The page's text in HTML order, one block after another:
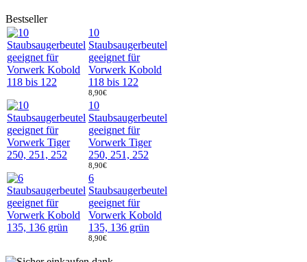
Bestseller
10
Staubsaugerbeutel
geeignet für
Vorwerk Kobold
118 bis 122
8,90€
10
Staubsaugerbeutel
geeignet für
Vorwerk Tiger
250, 251, 252
8,90€
6
Staubsaugerbeutel
geeignet für
Vorwerk Kobold
135, 136 grün
8,90€